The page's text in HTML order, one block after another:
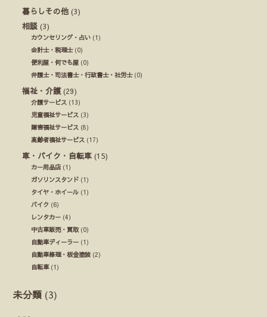
暮らしその他 (3)
相談 (3)
カウンセリング・占い (1)
会計士・税理士(0)
便利屋・何でも屋 (0)
弁護士・司法書士・行政書士・社労士(0)
福祉・介護(29)
介護サービス (13)
児童福祉サービス (3)
障害福祉サービス (8)
高齢者福祉サービス (17)
車・バイク・自転車 (15)
カー用品店 (1)
ガソリンスタンド (1)
タイヤ・ホイール (1)
バイク (6)
レンタカー (4)
中古車販売・買取 (0)
自動車ディーラー (1)
自動車修理・板金塗装 (2)
自転車(1)
未分類 (3)